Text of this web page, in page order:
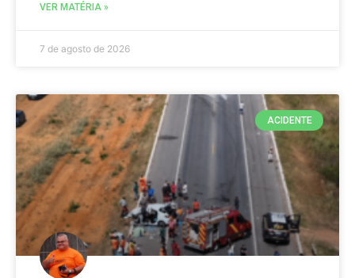
VER MATÉRIA »
7 de agosto de 2026
ACIDENTE